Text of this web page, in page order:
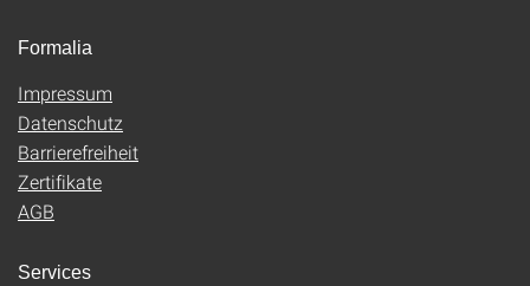
Formalia
Impressum
Datenschutz
Barrierefreiheit
Zertifikate
AGB
Services